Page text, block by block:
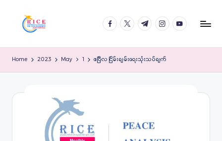
facebook.com
twitter.com
t.me instagram.com
youtube.com
Home 2023 May 1 ဧပြီလ ငြိမ်းချမ်း‌‌ရေးသုံးသပ်ချက်